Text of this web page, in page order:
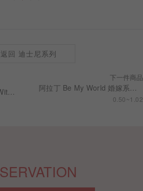
Beauty & The Beast- Be With You 寶石男戒 RBDBJ033
下一件商品
0.50~1.02
返回 迪士尼系列